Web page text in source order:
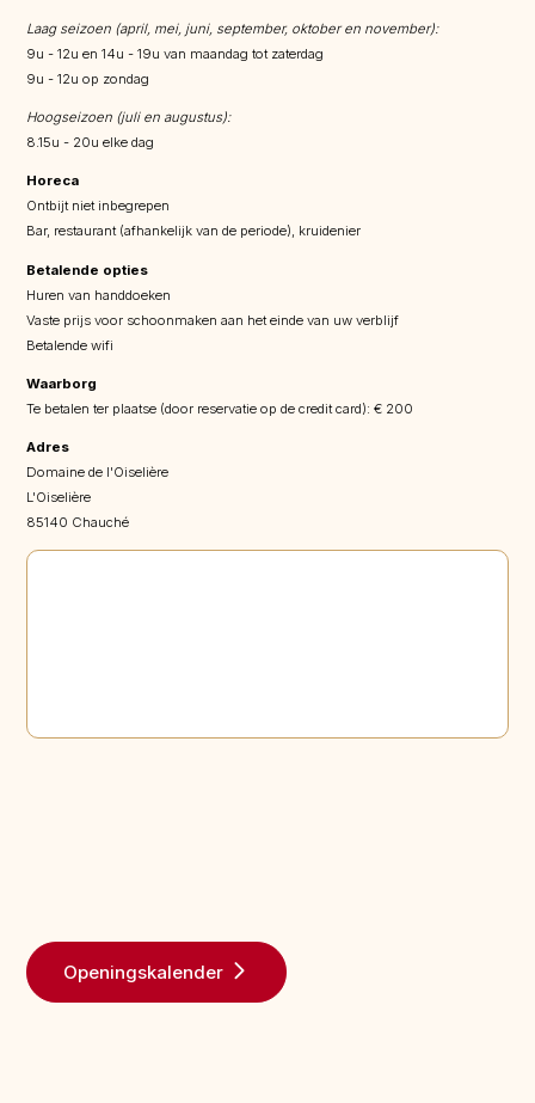
Laag seizoen (april, mei, juni, september, oktober en november):
9u - 12u en 14u - 19u van maandag tot zaterdag
9u - 12u op zondag
Hoogseizoen (juli en augustus):
8.15u - 20u elke dag
Horeca
Ontbijt niet inbegrepen
Bar, restaurant (afhankelijk van de periode), kruidenier
Betalende opties
Huren van handdoeken
Vaste prijs voor schoonmaken aan het einde van uw verblijf
Betalende wifi
Waarborg
Te betalen ter plaatse (door reservatie op de credit card): € 200
Adres
Domaine de l'Oiselière
L'Oiselière
85140 Chauché
Openingskalender